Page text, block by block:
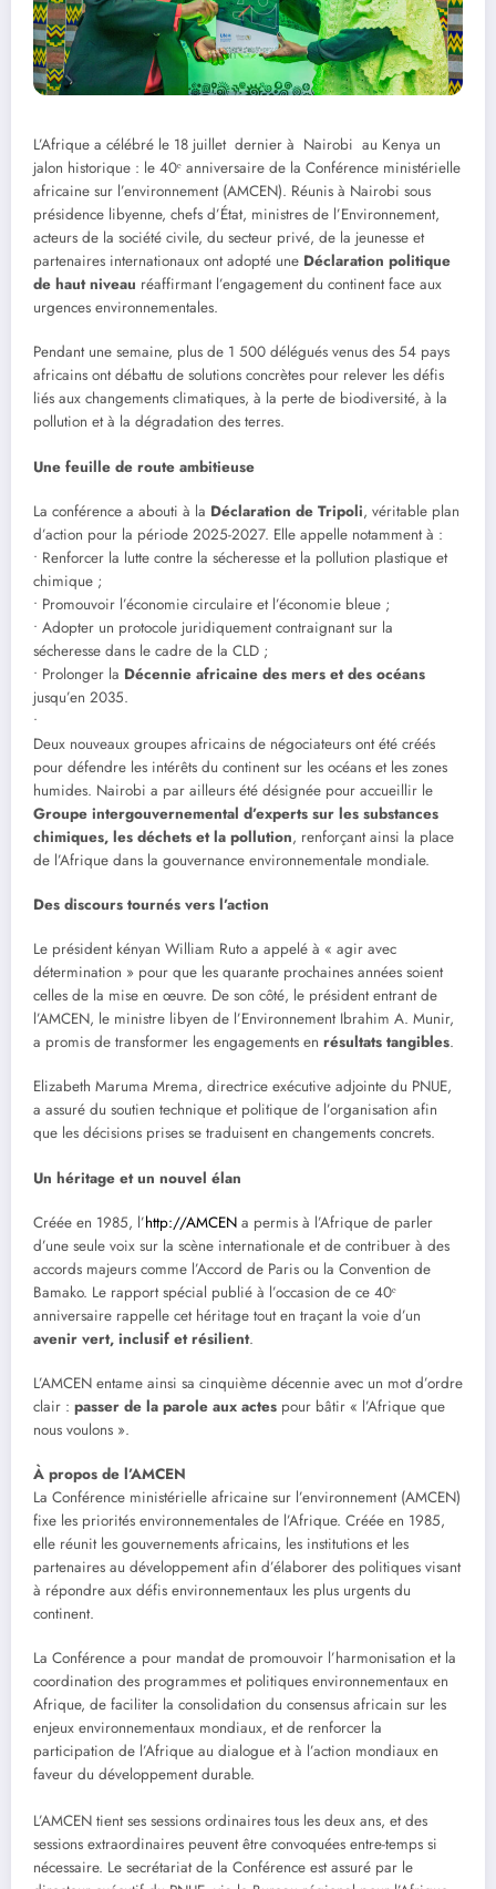
L’Afrique a célébré le 18 juillet dernier à Nairobi au Kenya un
jalon historique : le 40ᵉ anniversaire de la Conférence ministérielle
africaine sur l’environnement (AMCEN). Réunis à Nairobi sous
présidence libyenne, chefs d’État, ministres de l’Environnement,
acteurs de la société civile, du secteur privé, de la jeunesse et
partenaires internationaux ont adopté une Déclaration politique
de haut niveau réaffirmant l’engagement du continent face aux
urgences environnementales.
Pendant une semaine, plus de 1 500 délégués venus des 54 pays
africains ont débattu de solutions concrètes pour relever les défis
liés aux changements climatiques, à la perte de biodiversité, à la
pollution et à la dégradation des terres.
Une feuille de route ambitieuse
La conférence a abouti à la Déclaration de Tripoli, véritable plan
d’action pour la période 2025-2027. Elle appelle notamment à :
• Renforcer la lutte contre la sécheresse et la pollution plastique et
chimique ;
• Promouvoir l’économie circulaire et l’économie bleue ;
• Adopter un protocole juridiquement contraignant sur la
sécheresse dans le cadre de la CLD ;
• Prolonger la Décennie africaine des mers et des océans
jusqu’en 2035.
•
Deux nouveaux groupes africains de négociateurs ont été créés
pour défendre les intérêts du continent sur les océans et les zones
humides. Nairobi a par ailleurs été désignée pour accueillir le
Groupe intergouvernemental d’experts sur les substances
chimiques, les déchets et la pollution, renforçant ainsi la place
de l’Afrique dans la gouvernance environnementale mondiale.
Des discours tournés vers l’action
Le président kényan William Ruto a appelé à « agir avec
détermination » pour que les quarante prochaines années soient
celles de la mise en œuvre. De son côté, le président entrant de
l’AMCEN, le ministre libyen de l’Environnement Ibrahim A. Munir,
a promis de transformer les engagements en résultats tangibles.
Elizabeth Maruma Mrema, directrice exécutive adjointe du PNUE,
a assuré du soutien technique et politique de l’organisation afin
que les décisions prises se traduisent en changements concrets.
Un héritage et un nouvel élan
Créée en 1985, l’http://AMCEN a permis à l’Afrique de parler
d’une seule voix sur la scène internationale et de contribuer à des
accords majeurs comme l’Accord de Paris ou la Convention de
Bamako. Le rapport spécial publié à l’occasion de ce 40ᵉ
anniversaire rappelle cet héritage tout en traçant la voie d’un
avenir vert, inclusif et résilient.
L’AMCEN entame ainsi sa cinquième décennie avec un mot d’ordre
clair : passer de la parole aux actes pour bâtir « l’Afrique que
nous voulons ».
À propos de l’AMCEN
La Conférence ministérielle africaine sur l’environnement (AMCEN)
fixe les priorités environnementales de l’Afrique. Créée en 1985,
elle réunit les gouvernements africains, les institutions et les
partenaires au développement afin d’élaborer des politiques visant
à répondre aux défis environnementaux les plus urgents du
continent.
La Conférence a pour mandat de promouvoir l’harmonisation et la
coordination des programmes et politiques environnementaux en
Afrique, de faciliter la consolidation du consensus africain sur les
enjeux environnementaux mondiaux, et de renforcer la
participation de l’Afrique au dialogue et à l’action mondiaux en
faveur du développement durable.
L’AMCEN tient ses sessions ordinaires tous les deux ans, et des
sessions extraordinaires peuvent être convoquées entre-temps si
nécessaire. Le secrétariat de la Conférence est assuré par le